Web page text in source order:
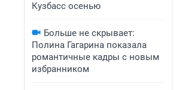
Кузбасс осенью
Больше не скрывает:
Полина Гагарина показала
романтичные кадры с новым
избранником